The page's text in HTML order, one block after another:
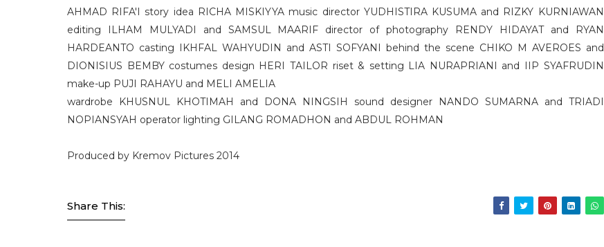
AHMAD RIFA'I story idea RICHA MISKIYYA music director YUDHISTIRA KUSUMA and RIZKY KURNIAWAN
editing ILHAM MULYADI and SAMSUL MAARIF director of photography RENDY HIDAYAT and RYAN
HARDEANTO casting IKHFAL WAHYUDIN and ASTI SOFYANI behind the scene CHIKO M AVEROES and
DIONISIUS BEMBY costumes design HERI TAILOR riset & setting LIA NURAPRIANI and IIP SYAFRUDIN
make-up PUJI RAHAYU and MELI AMELIA
wardrobe KHUSNUL KHOTIMAH and DONA NINGSIH sound designer NANDO SUMARNA and TRIADI
NOPIANSYAH operator lighting GILANG ROMADHON and ABDUL ROHMAN
Produced by Kremov Pictures 2014
Share This: